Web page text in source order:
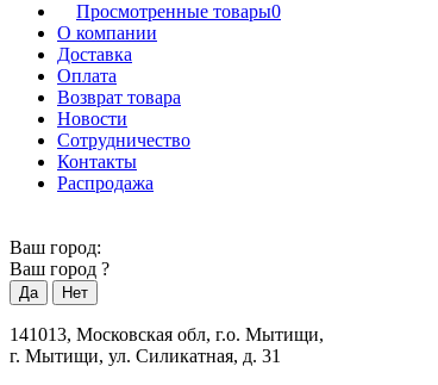
Просмотренные товары0
О компании
Доставка
Оплата
Возврат товара
Новости
Сотрудничество
Контакты
Распродажа
Ваш город:
Ваш город ?
141013, Московская обл, г.о. Мытищи,
г. Мытищи, ул. Силикатная, д. 31